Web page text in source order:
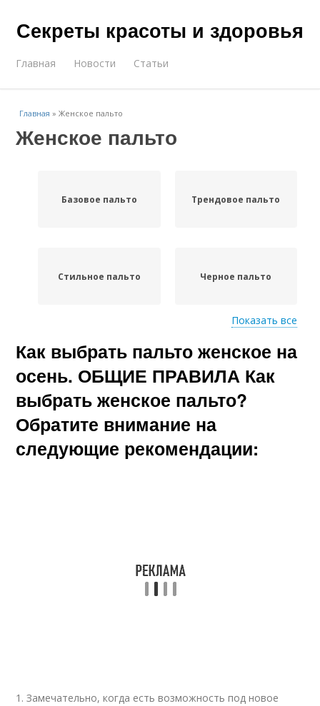
Секреты красоты и здоровья
Главная Новости Статьи
Главная »Женское пальто
Женское пальто
Базовое пальто Трендовое пальто
Стильное пальто Черное пальто
Зимний пальто
Показать все
Как выбрать пальто женское на
осень. ОБЩИЕ ПРАВИЛА Как
выбрать женское пальто?
Обратите внимание на
следующие рекомендации:
1. Замечательно, когда есть возможность под новое